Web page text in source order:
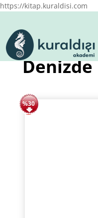
https://kitap.kuraldisi.com
Denizde
%30